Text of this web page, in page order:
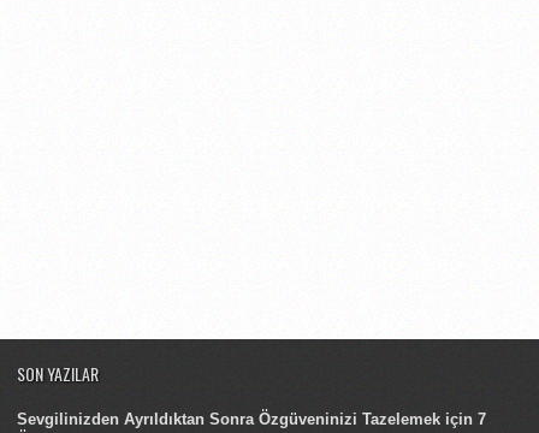
SON YAZILAR
Sevgilinizden Ayrıldıktan Sonra Özgüveninizi Tazelemek için 7